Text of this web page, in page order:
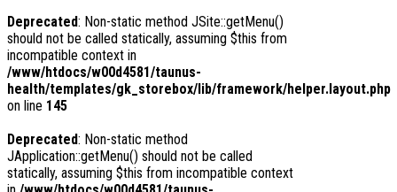
Deprecated: Non-static method JSite::getMenu()
should not be called statically, assuming $this from
incompatible context in
/www/htdocs/w00d4581/taunus-
health/templates/gk_storebox/lib/framework/helper.layout.php
on line 145
Deprecated: Non-static method
JApplication::getMenu() should not be called
statically, assuming $this from incompatible context